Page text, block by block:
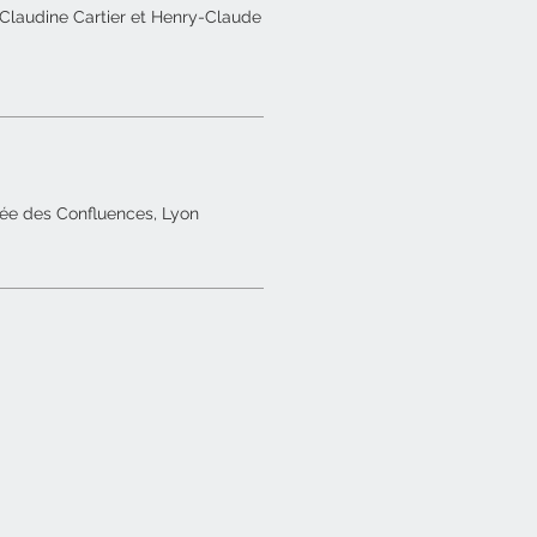
Cartier et Henry-Claude
des Confluences, Lyon